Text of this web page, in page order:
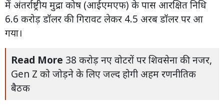
में अंतर्राष्ट्रीय मुद्रा कोष (आईएमएफ) के पास आरक्षित निधि
6.6 करोड़ डॉलर की गिरावट लेकर 4.5 अरब डॉलर पर आ
गया।
Read More 38 करोड़ नए वोटरों पर शिवसेना की नजर,
Gen Z को जोड़ने के लिए जल्द होगी अहम रणनीतिक
बैठक